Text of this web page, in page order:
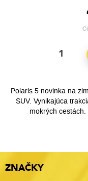
Polaris 5 novinka na
SUV. Vynikajúca
mokrých
ZNAČKY